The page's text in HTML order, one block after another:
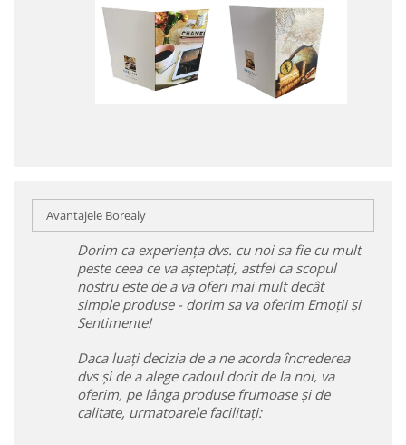
Avantajele Borealy
Dorim ca experiența dvs. cu noi sa fie cu mult
peste ceea ce va așteptați, astfel ca scopul
nostru este de a va oferi mai mult decât
simple produse - dorim sa va oferim Emoții și
Sentimente!
Daca luați decizia de a ne acorda încrederea
dvs și de a alege cadoul dorit de la noi, va
oferim, pe lânga produse frumoase și de
calitate, urmatoarele facilitați: